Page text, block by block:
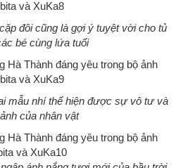
đôi cũng là gợi ý tuyệt vời cho tủ
bé cùng lứa tuổi
mẫu nhí thể hiện được sự vô tư và
của nhân vật